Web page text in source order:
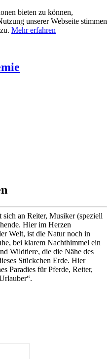
bieten zu können,
unserer Webseite stimmen
Mehr erfahren
an Reiter, Musiker (speziell
Hier im Herzen
Welt, ist die Natur noch in
bei klarem Nachthimmel ein
Wildtiere, die die Nähe des
Stückchen Erde. Hier
Paradies für Pferde, Reiter,